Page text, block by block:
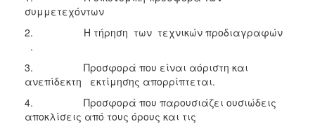
συμμετεχόντων
2. Η τήρηση των τεχνικών προδιαγραφών
.
3. Προσφορά που είναι αόριστη και
ανεπίδεκτη εκτίμησης απορρίπτεται.
4. Προσφορά που παρουσιάζει ουσιώδεις
αποκλίσεις από τους όρους και τις